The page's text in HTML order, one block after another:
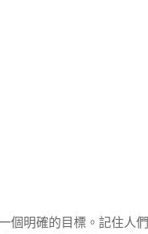
個明確的目標。記住人們